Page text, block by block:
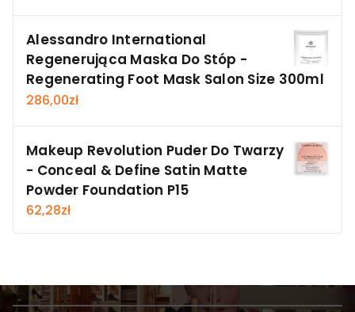
Alessandro International
Regenerująca Maska Do Stóp -
Regenerating Foot Mask Salon Size 300ml
286,00zł
Makeup Revolution Puder Do Twarzy
- Conceal & Define Satin Matte
Powder Foundation P15
62,28zł